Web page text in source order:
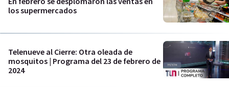
los supermercados
Telenueve al Cierre: Otra oleada de
mosquitos | Programa del 23 de febrero de
2024